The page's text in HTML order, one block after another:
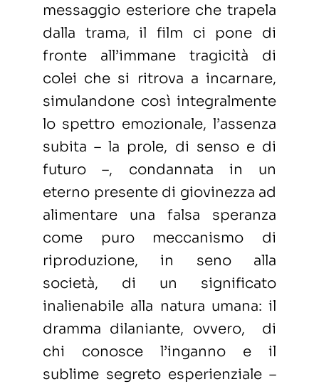
messaggio esteriore che trapela
dalla trama, il film ci pone di
fronte all’immane tragicità di
colei che si ritrova a incarnare,
simulandone così integralmente
lo spettro emozionale, l’assenza
subita – la prole, di senso e di
futuro ­–, condannata in un
eterno presente di giovinezza ad
alimentare una falsa speranza
come puro meccanismo di
riproduzione, in seno alla
società, di un significato
inalienabile alla natura umana: il
dramma dilaniante, ovvero, di
chi conosce l’inganno e il
sublime segreto esperienziale –